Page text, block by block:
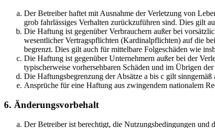
Der Betreiber haftet mit Ausnahme der Verletzung von
grob fahrlässiges Verhalten zurückzuführen sind. Dies gilt
Die Haftung ist gegenüber Verbrauchern außer bei
wesentlicher Vertragspflichten (Kardinalpflichten) auf die
begrenzt. Dies gilt auch für mittelbare Folgeschäden wie
Die Haftung ist gegenüber Unternehmern außer bei der
typischerweise vorhersehbaren Schäden und im Übrigen
Die Haftungsbegrenzung der Absätze a bis c gilt
Ansprüche für eine Haftung aus zwingendem nationalem
6. Änderungsvorbehalt
Der Betreiber ist berechtigt, die Nutzungsbedingungen